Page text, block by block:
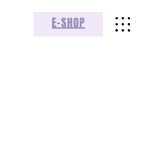
E-SHOP